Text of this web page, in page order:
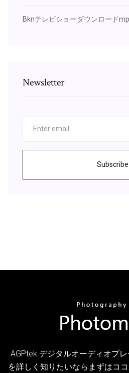
Bknテレビショーダウンロード
Newsletter
Subscribe
AGPtek デジタルオーディオプレ
を詳しく知りたいならまずはコ